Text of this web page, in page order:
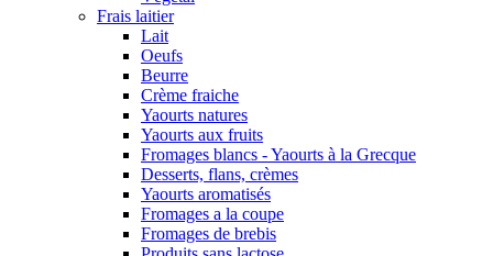
Frais laitier
Lait
Oeufs
Beurre
Crème fraiche
Yaourts natures
Yaourts aux fruits
Fromages blancs - Yaourts à la Grecque
Desserts, flans, crèmes
Yaourts aromatisés
Fromages a la coupe
Fromages de brebis